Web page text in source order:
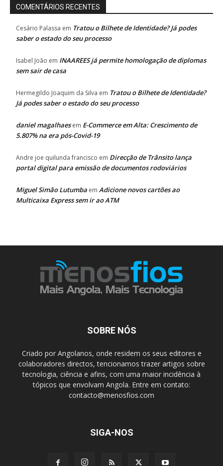
COMENTÁRIOS RECENTES
Cesário Palassa em Tratou o Bilhete de Identidade? Já podes
saber o estado do seu processo
Isabel João em INAAREES já permite homologação de diplomas
sem sair de casa
Hermegildo Joaquim da Silva em Tratou o Bilhete de Identidade?
Já podes saber o estado do seu processo
daniel magalhaesem E-Commerce em Alta: Crescimento de
5.807% na era pós-Covid-19
Andre joe quilunda francisco em Direcção de Trânsito lança
portal digital para emissão de documentos rodoviários
Miguel Simão Lutumba em Adicione novos cartões ao
Multicaixa Express sem ir ao ATM
SOBRE NÓS
Criado por Angolanos, onde residem os seus editores e
colaboradores directos, tencionamos trazer artigos sobre
tecnologia, ciência e afins, com uma maior incidência à
tópicos que envolvam Angola. Entre em contato:
contacto@menosfios.com
SIGA-NOS